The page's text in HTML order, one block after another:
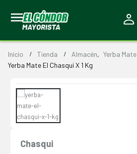
Inicio Tienda Almacén, Yerba Mate
Yerba Mate El Chasqui X 1 Kg
Chasqui